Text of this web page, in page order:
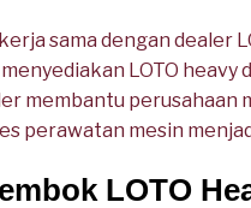
sama dengan dealer
LOTO
membantu
perawatan mesin
LOTO